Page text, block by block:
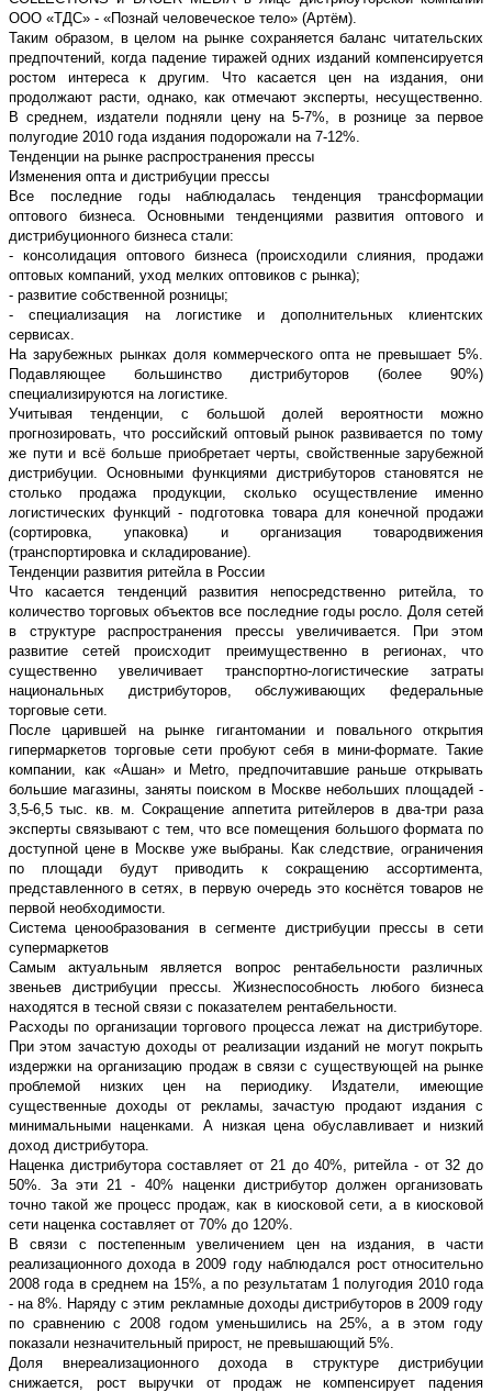
ООО «ТДС» - «Познай человеческое тело» (Артём).
Таким образом, в целом на рынке сохраняется баланс читательских
предпочтений, когда падение тиражей одних изданий компенсируется
ростом интереса к другим. Что касается цен на издания, они
продолжают расти, однако, как отмечают эксперты, несущественно.
В среднем, издатели подняли цену на 5-7%, в рознице за первое
полугодие 2010 года издания подорожали на 7-12%.
Тенденции на рынке распространения прессы
Изменения опта и дистрибуции прессы
Все последние годы наблюдалась тенденция трансформации
оптового бизнеса. Основными тенденциями развития оптового и
дистрибуционного бизнеса стали:
- консолидация оптового бизнеса (происходили слияния, продажи
оптовых компаний, уход мелких оптовиков с рынка);
- развитие собственной розницы;
- специализация на логистике и дополнительных клиентских
сервисах.
На зарубежных рынках доля коммерческого опта не превышает 5%.
Подавляющее большинство дистрибуторов (более 90%)
специализируются на логистике.
Учитывая тенденции, с большой долей вероятности можно
прогнозировать, что российский оптовый рынок развивается по тому
же пути и всё больше приобретает черты, свойственные зарубежной
дистрибуции. Основными функциями дистрибуторов становятся не
столько продажа продукции, сколько осуществление именно
логистических функций - подготовка товара для конечной продажи
(сортировка, упаковка) и организация товародвижения
(транспортировка и складирование).
Тенденции развития ритейла в России
Что касается тенденций развития непосредственно ритейла, то
количество торговых объектов все последние годы росло. Доля сетей
в структуре распространения прессы увеличивается. При этом
развитие сетей происходит преимущественно в регионах, что
существенно увеличивает транспортно-логистические затраты
национальных дистрибуторов, обслуживающих федеральные
торговые сети.
После царившей на рынке гигантомании и повального открытия
гипермаркетов торговые сети пробуют себя в мини-формате. Такие
компании, как «Ашан» и Metro, предпочитавшие раньше открывать
большие магазины, заняты поиском в Москве небольших площадей -
3,5-6,5 тыс. кв. м. Сокращение аппетита ритейлеров в два-три раза
эксперты связывают с тем, что все помещения большого формата по
доступной цене в Москве уже выбраны. Как следствие, ограничения
по площади будут приводить к сокращению ассортимента,
представленного в сетях, в первую очередь это коснётся товаров не
первой необходимости.
Система ценообразования в сегменте дистрибуции прессы в сети
супермаркетов
Самым актуальным является вопрос рентабельности различных
звеньев дистрибуции прессы. Жизнеспособность любого бизнеса
находятся в тесной связи с показателем рентабельности.
Расходы по организации торгового процесса лежат на дистрибуторе.
При этом зачастую доходы от реализации изданий не могут покрыть
издержки на организацию продаж в связи с существующей на рынке
проблемой низких цен на периодику. Издатели, имеющие
существенные доходы от рекламы, зачастую продают издания с
минимальными наценками. А низкая цена обуславливает и низкий
доход дистрибутора.
Наценка дистрибутора составляет от 21 до 40%, ритейла - от 32 до
50%. За эти 21 - 40% наценки дистрибутор должен организовать
точно такой же процесс продаж, как в киосковой сети, а в киосковой
сети наценка составляет от 70% до 120%.
В связи с постепенным увеличением цен на издания, в части
реализационного дохода в 2009 году наблюдался рост относительно
2008 года в среднем на 15%, а по результатам 1 полугодия 2010 года
- на 8%. Наряду с этим рекламные доходы дистрибуторов в 2009 году
по сравнению с 2008 годом уменьшились на 25%, а в этом году
показали незначительный прирост, не превышающий 5%.
Доля внереализационного дохода в структуре дистрибуции
снижается, рост выручки от продаж не компенсирует падения